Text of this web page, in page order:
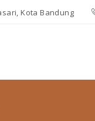
Kota Bandung